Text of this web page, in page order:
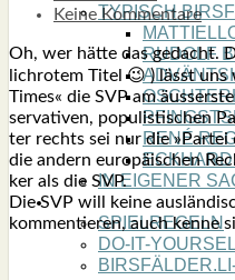
TYPISCH
RUDOLF
RENÉ
IN EIGE­NER
SO GOOT’S
SPIEL­RE­GELN
DO-IT-
Keine Kommentare
Oh, wer hät­te das gedacht.
lich­ro­tem Titel 😉 ) lässt uns
Times« die SVP am
ser­va­ti­ven, popu­lis­ti­schen
ter rechts sei nur die
die andern euro­päi­schen
ker als die SVP.
Die SVP will kei­ne
kom­men­tie­ren, auch ken­ne